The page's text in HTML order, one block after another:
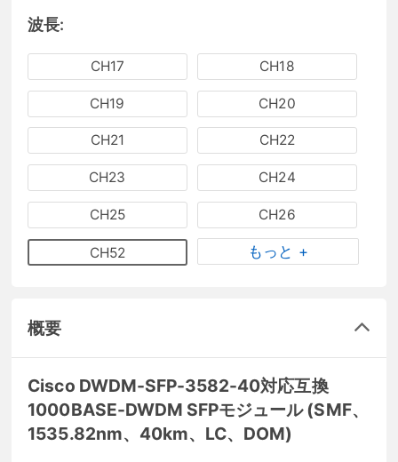
波長:
CH17 CH18
CH19 CH20
CH21 CH22
CH23 CH24
CH25 CH26
CH52 もっと +
概要
Cisco DWDM-SFP-3582-40対応互換
1000BASE-DWDM SFPモジュール (SMF、
1535.82nm、40km、LC、DOM)